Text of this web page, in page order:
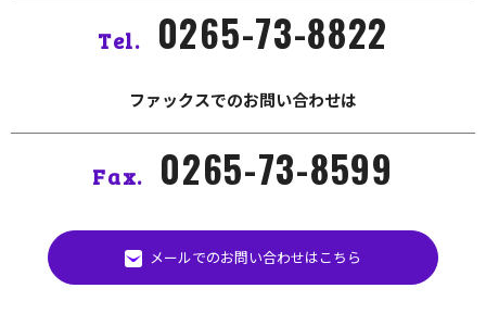
Tel. 0265-73-8822
ファックスでのお問い合わせは
Fax. 0265-73-8599
メールでのお問い合わせはこちら